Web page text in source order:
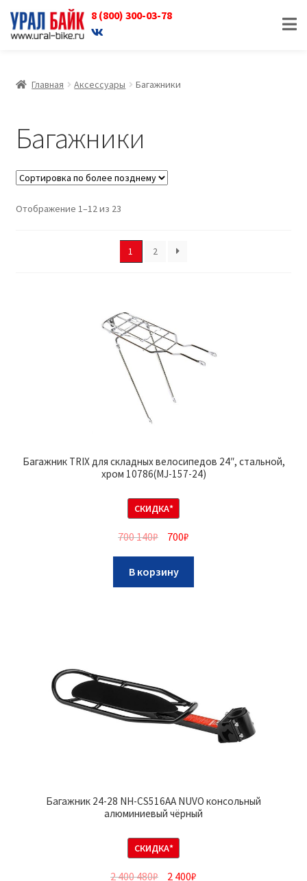
8 (800) 300-03-78
Перейти
к
Перейти
к
Главная Аксессуары Багажники
Багажники
Отображение 1–12 из 23
1 2
Багажник TRIX для складных велосипедов 24″, стальной,
хром 10786(MJ-157-24)
СКИДКА*
700 140₽ 700₽
В корзину
Багажник 24-28 NH-CS516AA NUVO консольный
алюминиевый чёрный
СКИДКА*
2 400 480₽ 2 400₽